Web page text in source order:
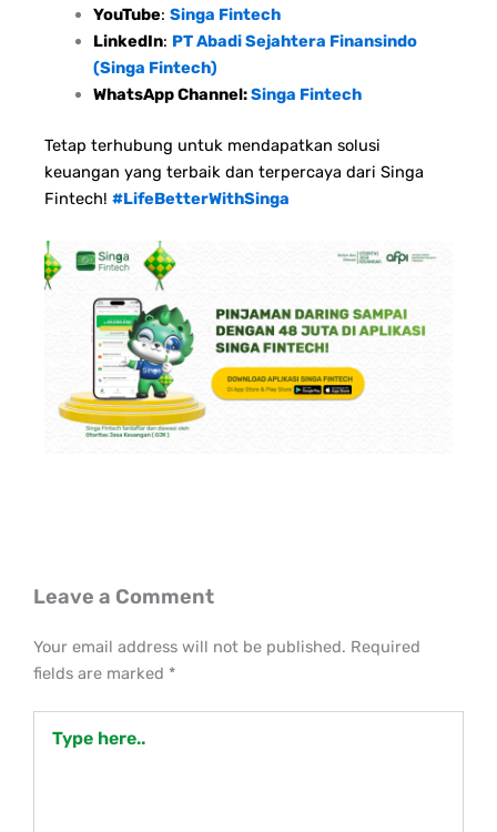
YouTube: Singa Fintech
LinkedIn: PT Abadi Sejahtera Finansindo
(Singa Fintech)
WhatsApp Channel:Singa Fintech
Tetap terhubung untuk mendapatkan solusi
keuangan yang terbaik dan terpercaya dari Singa
Fintech! #LifeBetterWithSinga
Leave a Comment
Your email address will not be published. Required
fields are marked *
here..